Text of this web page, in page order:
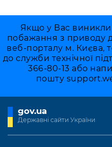
Якщо у Вас виникли
побажання з приводу
веб-порталу м. Києва,
до служби технічної
366-80-13 або
пошту
gov.ua
Державні сайти України